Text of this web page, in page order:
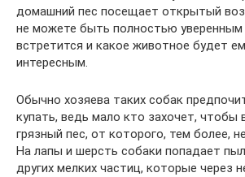
домашний пес посещает открытый
не можете быть полностью
встретится и какое животное будет
интересным.
Обычно хозяева таких собак
купать, ведь мало кто захочет, чтобы
грязный пес, от которого, тем более,
На лапы и шерсть собаки попадает
других мелких частиц, которые через